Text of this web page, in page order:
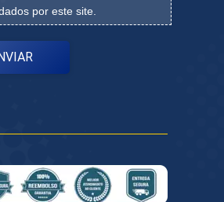
por este site.